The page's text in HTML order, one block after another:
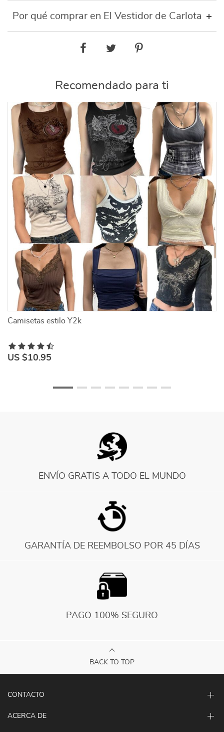
Por qué comprar en El Vestidor de Carlota
Recomendado para ti
Camisetas estilo Y2k
US $10.95
ENVÍO GRATIS A TODO EL MUNDO
GARANTÍA DE REEMBOLSO POR 45 DÍAS
PAGO 100% SEGURO
BACK TO TOP
CONTACTO
ACERCA DE